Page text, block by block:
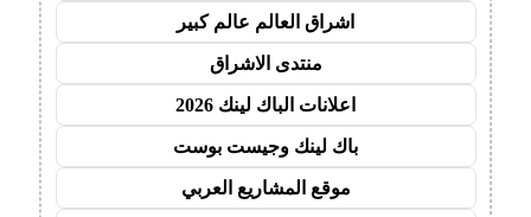
اشراق العالم عالم كبير
منتدى الاشراق
اعلانات الباك لينك 2026
باك لينك وجيست بوست
موقع المشاريع العربي